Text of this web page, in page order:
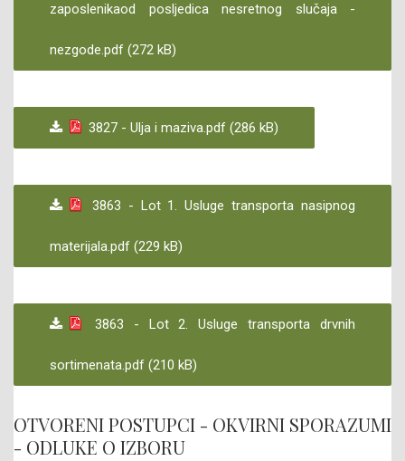
zaposlenikaod posljedica nesretnog slučaja -
nezgode.pdf (272 kB)
3827 - Ulja i maziva.pdf (286 kB)
3863 - Lot 1. Usluge transporta nasipnog
materijala.pdf (229 kB)
3863 - Lot 2. Usluge transporta drvnih
sortimenata.pdf (210 kB)
OTVORENI POSTUPCI - OKVIRNI SPORAZUMI
- ODLUKE O IZBORU